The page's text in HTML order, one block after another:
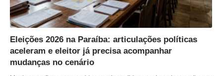
Eleições 2026 na Paraíba: articulações políticas
aceleram e eleitor já precisa acompanhar
mudanças no cenário